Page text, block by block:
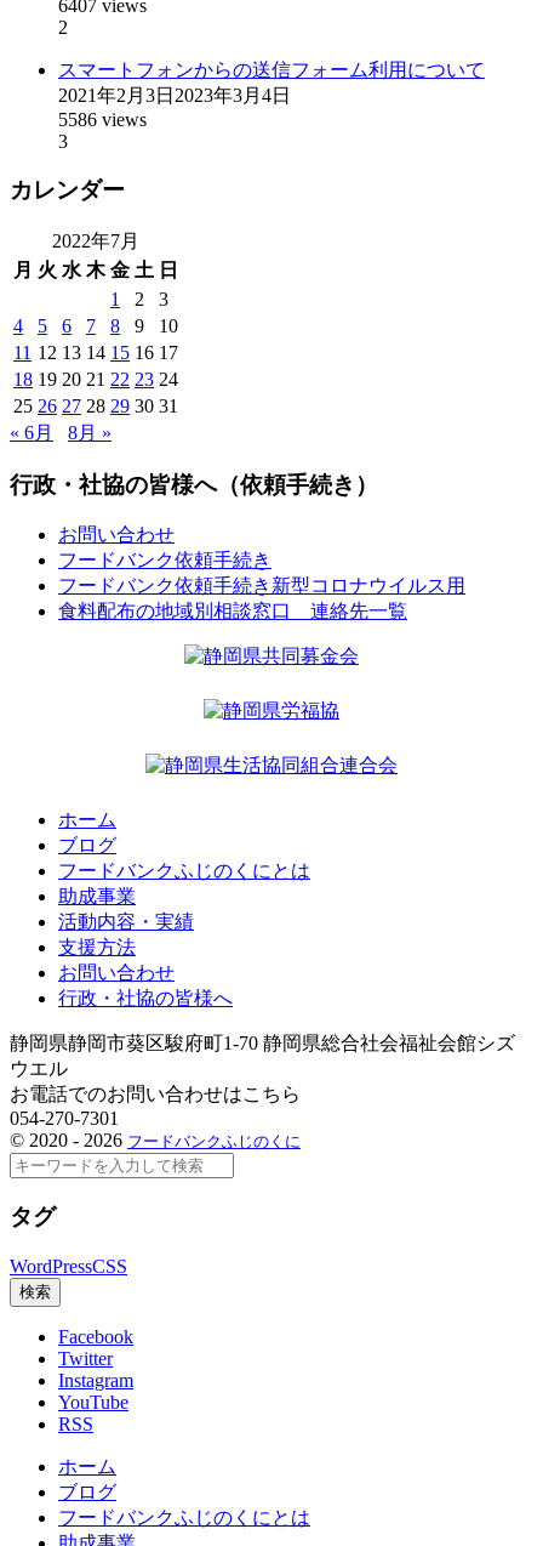
6407 views
2
スマートフォンからの送信フォーム利用について
2021年2月3日 2023年3月4日
5586 views
3
カレンダー
2022年7月
月 火 水 木 金 土 日
1
2
3
4
5 6 7 8 9
10
11 12 13 14 15 16 17
18 19 20 21 22 23 24
25 26 27 28 29 30 31
« 6月
8月 »
行政・社協の皆様へ（依頼手続き）
お問い合わせ
フードバンク依頼手続き
フードバンク依頼手続き新型コロナウイルス用
食料配布の地域別相談窓口 連絡先一覧
ホーム
ブログ
フードバンクふじのくにとは
助成事業
活動内容・実績
支援方法
お問い合わせ
行政・社協の皆様へ
静岡県静岡市葵区駿府町1-70 静岡県総合社会福祉会館シズ
ウエル
お電話でのお問い合わせはこちら
054-270-7301
© 2020 - 2026 フードバンクふじのくに
検
タグ
WordPressCSS
検索
Facebook
Twitter
Instagram
YouTube
RSS
ホーム
ブログ
フードバンクふじのくにとは